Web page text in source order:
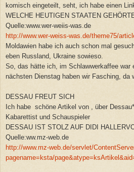
komisch eingeteilt, seht, ich habe einen
WELCHE HEUTIGEN STAATEN
Quelle:www.wer-weiis-was.de
http://www.wer-weiss-was.de/theme75/
Moldawien habe ich auch schon mal
eben Russland, Ukraine sowieso.
So, das hätte ich, im Schlawwerkaffee war
nächsten Dienstag haben wir Fasching, da
DESSAU FREUT SICH
Ich habe schöne Artikel von , über Dessau*
Kabarettist und Schauspieler
DESSAU IST STOLZ AUF DIDI
Quelle:ww.mz-web.de
http://www.mz-web.de/servlet/
pagename=ksta/